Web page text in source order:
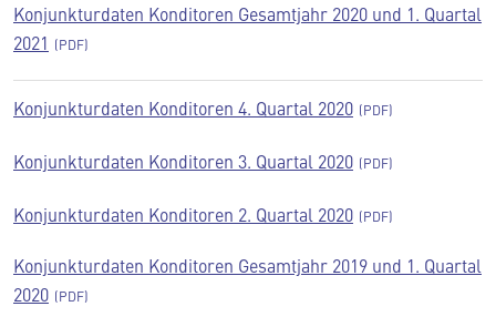
Konjunkturdaten Konditoren Gesamtjahr 2020 und 1. Quartal
2021
Konjunkturdaten Konditoren 4. Quartal 2020
Konjunkturdaten Konditoren 3. Quartal 2020
Konjunkturdaten Konditoren 2. Quartal 2020
Konjunkturdaten Konditoren Gesamtjahr 2019 und 1. Quartal
2020